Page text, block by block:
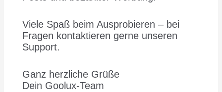
Viele Spaß beim Ausprobieren – bei
Fragen kontaktieren gerne unseren
Support.
Ganz herzliche Grüße
Dein Goolux-Team